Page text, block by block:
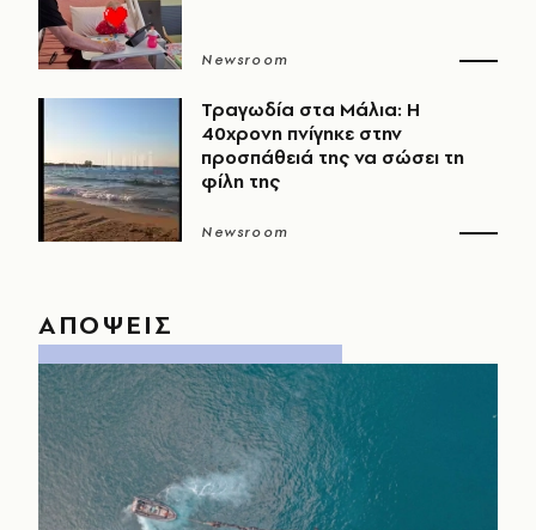
Newsroom
Τραγωδία στα Μάλια: Η
40χρονη πνίγηκε στην
προσπάθειά της να σώσει τη
φίλη της
Newsroom
ΑΠΟΨΕΙΣ